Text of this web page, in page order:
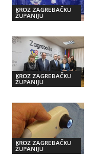
KROZ ZAGREBAČKU
ŽUPANIJU
KROZ ZAGREBAČKU
ŽUPANIJU
KROZ ZAGREBAČKU
ŽUPANIJU